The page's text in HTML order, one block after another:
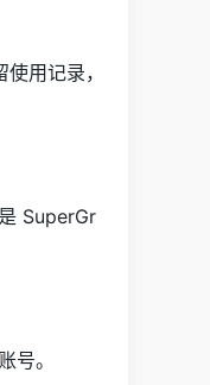
用记录，
SuperGr
号。